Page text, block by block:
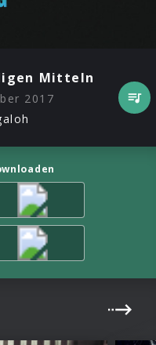
Mitteln
2017